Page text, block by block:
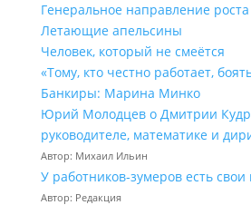
Генеральное направление роста
Летающие апельсины
Человек, который не смеётся
«Тому, кто честно работает,
Банкиры: Марина Минко
Юрий Молодцев о Дмитрии
руководителе, математике и
Автор: Михаил Ильин
У работников‑зумеров есть
Автор: Редакция